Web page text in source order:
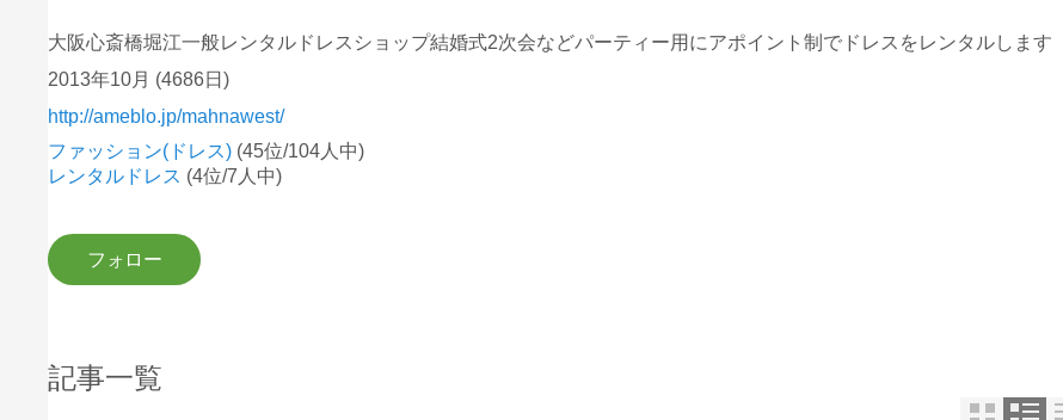
大阪心斎橋堀江一般レンタルドレスショップ結婚式2次会などパーティー用にアポイント制でドレスをレンタルします
2013年10月 (4686日)
http://ameblo.jp/mahnawest/
ファッション(ドレス) (45位/104人中)
レンタルドレス (4位/7人中)
記事一覧